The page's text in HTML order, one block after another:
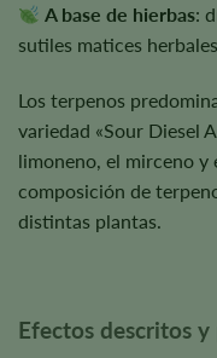
A base de hierbas:
sutiles matices herbales
Los terpenos
variedad «Sour Diesel
limoneno, el mirceno y
composición de
distintas plantas.
Efectos descritos